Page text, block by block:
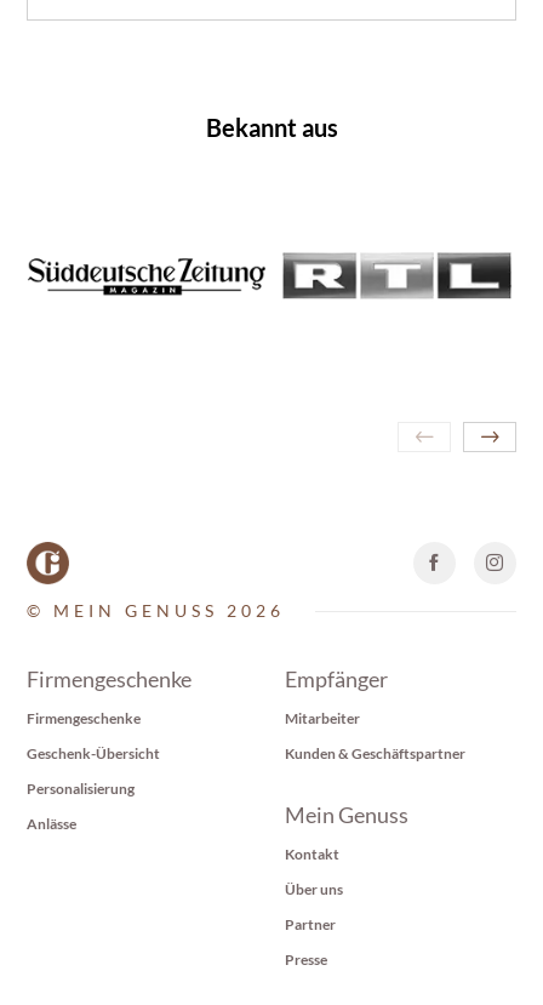
Bekannt aus
© MEIN GENUSS 2026
Firmengeschenke
Firmengeschenke
Geschenk-Übersicht
Personalisierung
Anlässe
Empfänger
Mitarbeiter
Kunden & Geschäftspartner
Mein Genuss
Kontakt
Über uns
Partner
Presse